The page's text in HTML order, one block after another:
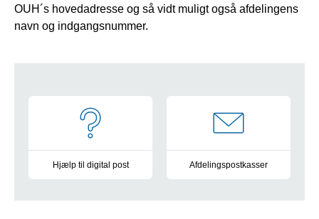
OUH´s hovedadresse og så vidt muligt også afdelingens
navn og indgangsnummer.
Hjælp til digital post Afdelingspostkasser